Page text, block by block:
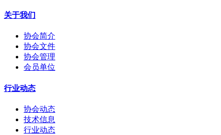
关于我们
协会简介
协会文件
协会管理
会员单位
行业动态
协会动态
技术信息
行业动态